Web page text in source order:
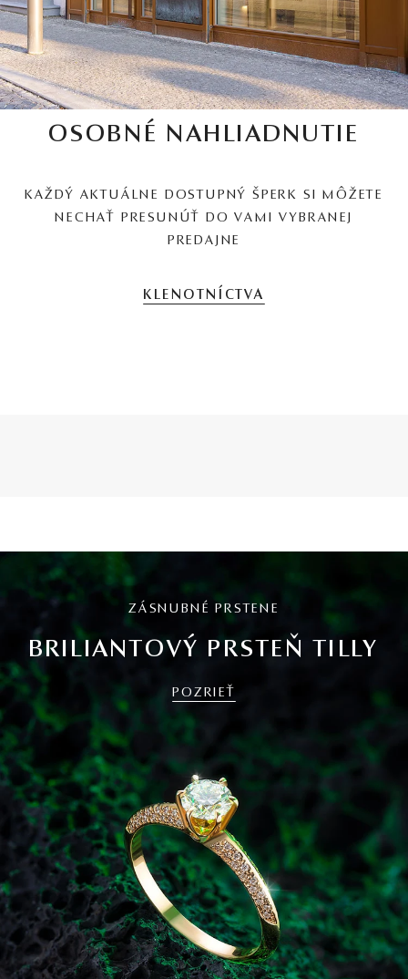
OSOBNÉ NAHLIADNUTIE
KAŽDÝ AKTUÁLNE DOSTUPNÝ ŠPERK SI MÔŽETE
NECHAŤ PRESUNÚŤ DO VAMI VYBRANEJ
PREDAJNE
KLENOTNÍCTVA
ZÁSNUBNÉ PRSTENE
BRILIANTOVÝ PRSTEŇ TILLY
POZRIEŤ